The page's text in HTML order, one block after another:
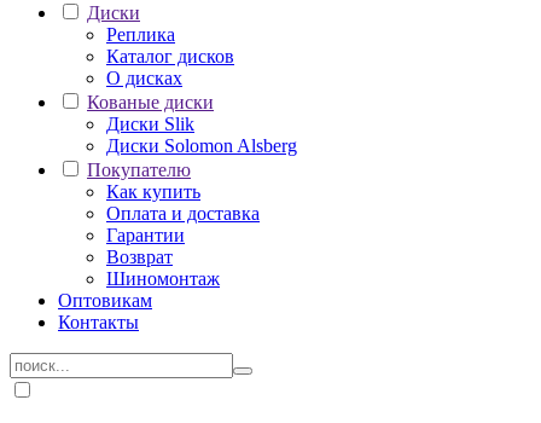
Диски
Реплика
Каталог дисков
О дисках
Кованые диски
Диски Slik
Диски Solomon Alsberg
Покупателю
Как купить
Оплата и доставка
Гарантии
Возврат
Шиномонтаж
Оптовикам
Контакты